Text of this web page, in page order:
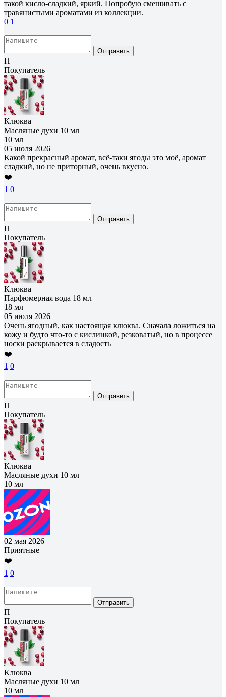
такой кисло-сладкий, яркий. Попробую смешивать с
травянистыми ароматами из коллекции.
0 1
Отправить
П
Покупатель
Клюква
Масляные духи 10 мл
10 мл
05 июля 2026
Какой прекрасный аромат, всё-таки ягоды это моё, аромат
сладкий, но не приторный, очень вкусно.
❤️
1 0
Отправить
П
Покупатель
Клюква
Парфюмерная вода 18 мл
18 мл
05 июля 2026
Очень ягодный, как настоящая клюква. Сначала ложиться на
кожу и будто что-то с кислинкой, резковатый, но в процессе
носки раскрывается в сладость
❤️
1 0
Отправить
П
Покупатель
Клюква
Масляные духи 10 мл
10 мл
02 мая 2026
Приятные
❤️
1 0
Отправить
П
Покупатель
Клюква
Масляные духи 10 мл
10 мл